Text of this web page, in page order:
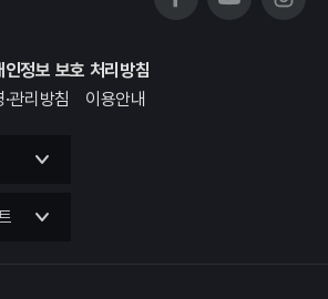
인정보 보호 처리방침
관리방침
이용안내